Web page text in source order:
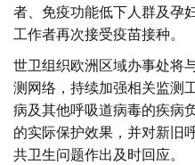
者、免疫功能低下人群及孕
工作者再次接受疫苗接种。
世卫组织欧洲区域办事处将
测网络，持续加强相关监测
病及其他呼吸道病毒的疾病
的实际保护效果，并对新旧
共卫生问题作出及时回应。